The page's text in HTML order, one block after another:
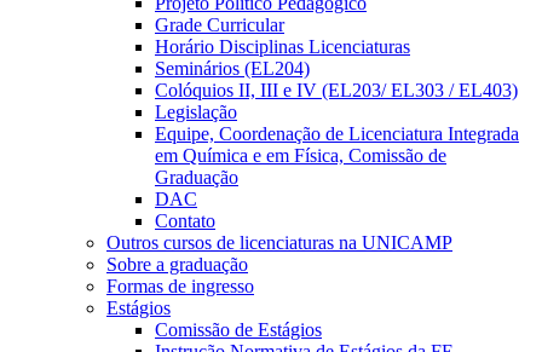
Grade Curricular
Horário Disciplinas Licenciaturas
Seminários (EL204)
Colóquios II, III e IV (EL203/ EL303 / EL403)
Legislação
Equipe, Coordenação de Licenciatura Integrada
em Química e em Física, Comissão de
Graduação
DAC
Contato
Outros cursos de licenciaturas na UNICAMP
Sobre a graduação
Formas de ingresso
Estágios
Comissão de Estágios